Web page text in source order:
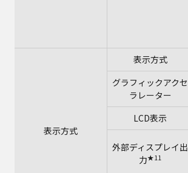
表示方式
表示方式
グラフィックアクセ
ラレーター
LCD表示
外部ディスプレイ出
力★11